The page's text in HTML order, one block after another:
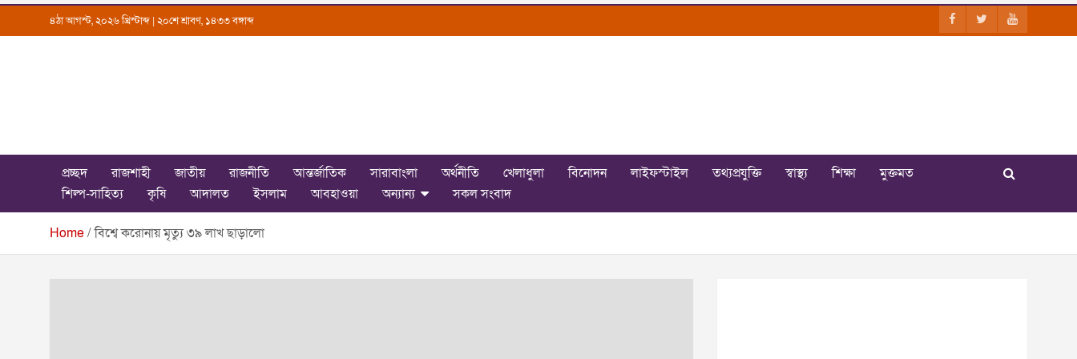
৪ঠা আগস্ট, ২০২৬ খ্রিস্টাব্দ | ২০শে শ্রাবণ, ১৪৩৩ বঙ্গাব্দ
Uttarkantho
প্রচ্ছদ রাজশাহী জাতীয় রাজনীতি আন্তর্জাতিক সারাবাংলা অর্থনীতি খেলাধুলা বিনোদন লাইফস্টাইল তথ্যপ্রযুক্তি স্বাস্থ্য শিক্ষা
মুক্তমত
শিল্প-সাহিত্য
কৃষি আদালত ইসলাম আবহাওয়া অন্যান্য সকল সংবাদ
Home বিশ্বে করোনায় মৃত্যু ৩৯ লাখ ছাড়ালো